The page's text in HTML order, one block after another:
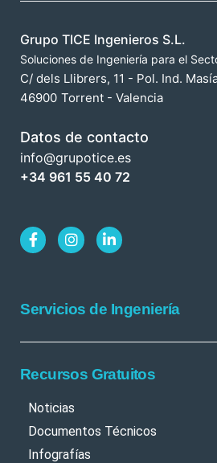
Grupo TICE Ingenieros S.L.
Soluciones de Ingeniería para el
C/ dels Llibrers, 11 - Pol. Ind.
46900 Torrent - Valencia
Datos de contacto
info@grupotice.es
+34 961 55 40 72
Servicios de Ingeniería
Recursos Gratuitos
Noticias
Documentos Técnicos
Infografías